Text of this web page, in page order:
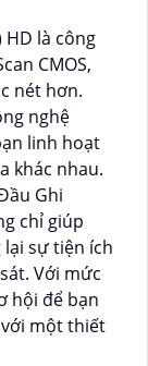
HD là công
CMOS,
nét hơn.
nghệ
linh hoạt
khác nhau.
Ghi
chỉ giúp
sự tiện ích
Với mức
hội để bạn
một thiết